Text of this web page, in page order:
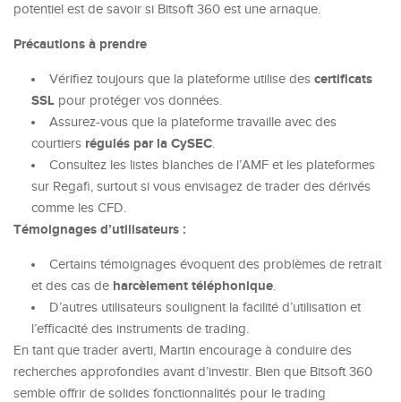
potentiel est de savoir si Bitsoft 360 est une arnaque.
Précautions à prendre
Vérifiez toujours que la plateforme utilise des certificats
SSL pour protéger vos données.
Assurez-vous que la plateforme travaille avec des
courtiers régulés par la CySEC.
Consultez les listes blanches de l’AMF et les plateformes
sur Regafi, surtout si vous envisagez de trader des dérivés
comme les CFD.
Témoignages d’utilisateurs :
Certains témoignages évoquent des problèmes de retrait
et des cas de harcèlement téléphonique.
D’autres utilisateurs soulignent la facilité d’utilisation et
l’efficacité des instruments de trading.
En tant que trader averti, Martin encourage à conduire des
recherches approfondies avant d’investir. Bien que Bitsoft 360
semble offrir de solides fonctionnalités pour le trading